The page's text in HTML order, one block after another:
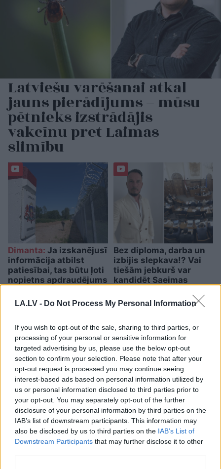
LA.LV - Do Not Process My Personal Information
If you wish to opt-out of the sale, sharing to third parties, or
processing of your personal or sensitive information for
targeted advertising by us, please use the below opt-out
section to confirm your selection. Please note that after your
opt-out request is processed you may continue seeing
interest-based ads based on personal information utilized by
us or personal information disclosed to third parties prior to
your opt-out. You may separately opt-out of the further
disclosure of your personal information by third parties on the
IAB’s list of downstream participants. This information may
also be disclosed by us to third parties on the IAB’s List of
Downstream Participants that may further disclose it to other
Latviešu varēšanai atkal
jauns pierādījums – mūsu
pētnieks izstrādājis
vakcīnu pret Laimas
slimību
Dimanta: Ja izskanējusī
informācija atbilst
patiesībai, tas būtu ļoti
nopietns apdraudējums
Bez diploma, darba un
izbijis slepkava!? Vai
tiešām jebkurš var
kandidēt Saeimas
advokāts
FOTO. “Vai tas ir normāli?”